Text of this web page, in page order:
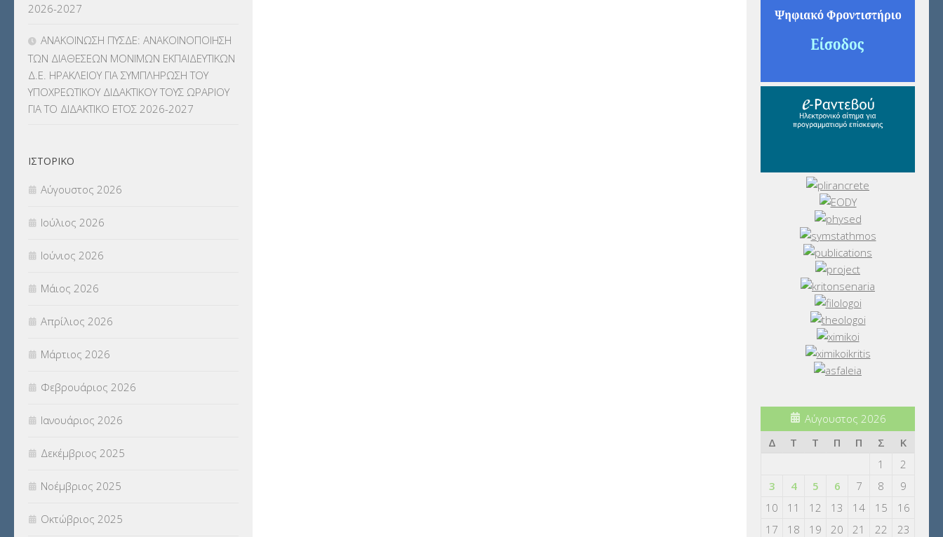
ΜΕΤΑΤΑΞΕΙΣ
ΜΕΤΑΦΟΡΑ ΜΑΘΗΤΩΝ(3)
ΝΟΜΟΘΕΣΙΑ(66)
ΟΙΚΟΝΟΜΙΚΑ ΘΕΜΑΤΑ(73)
(18)
ΣΥΝΤΑΞΕΙΣ(12)
ΣΧΟΛΙΚΟΙ ΣΥΜΒΟΥΛΟΙ
ΥΠΕΡΑΡΙΘΜΟΙ(1)
ΥΠΟΤΡΟΦΙΕΣ(28)
ΦΥΣΙΚΗ ΑΓΩΓΗ(692)
2026-2027
ΑΝΑΚΟΙΝΩΣΗ ΠΥΣΔΕ: ΑΝΑΚΟΙΝΟΠΟΙΗΣΗ
ΤΩΝ ΔΙΑΘΕΣΕΩΝ ΜΟΝΙΜΩΝ ΕΚΠΑΙΔΕΥΤΙΚΩΝ
Δ.Ε. ΗΡΑΚΛΕΙΟΥ ΓΙΑ ΣΥΜΠΛΗΡΩΣΗ ΤΟΥ
ΥΠΟΧΡΕΩΤΙΚΟΥ ΔΙΔΑΚΤΙΚΟΥ ΤΟΥΣ ΩΡΑΡΙΟΥ
ΓΙΑ ΤΟ ΔΙΔΑΚΤΙΚΟ ΕΤΟΣ 2026-2027
ΙΣΤΟΡΙΚΌ
Αύγουστος 2026
Ιούλιος 2026
Ιούνιος 2026
Μάιος 2026
Απρίλιος 2026
Μάρτιος 2026
Φεβρουάριος 2026
Ιανουάριος 2026
Δεκέμβριος 2025
Νοέμβριος 2025
Οκτώβριος 2025
Αύγουστος 2026
Δ
Τ Τ Π Π Σ
Κ
1
2
3
4 5 6 7 8
9
10
11 12 13 14 15
16
17
18 19 20 21 22
23